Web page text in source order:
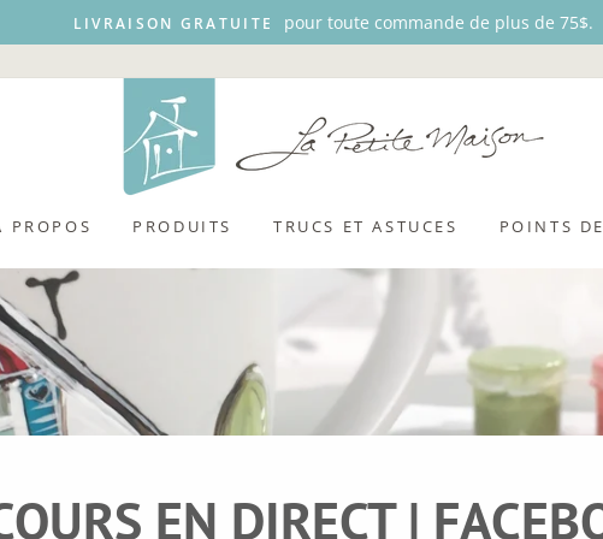
LIVRAISON GRATUITE
pour toute commande de plus de 75$.
PROPOS PRODUITS TRUCS ET ASTUCES POINTS
EN DIRECT |